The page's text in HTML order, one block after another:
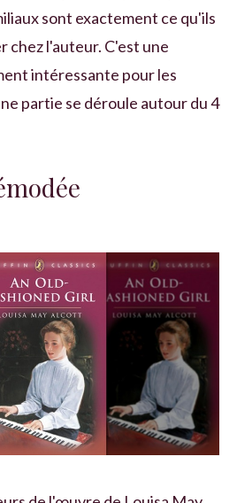
sont exactement ce qu'ils
chez l'auteur. C'est une
intéressante pour les
partie se déroule autour du 4